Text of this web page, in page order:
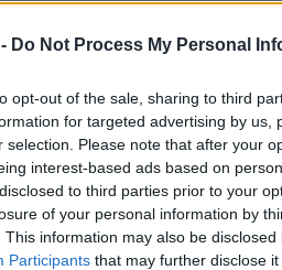
Do Not Process My Personal
opt-out of the sale, sharing to third
for targeted advertising by us,
selection. Please note that after your
interest-based ads based on
to third parties prior to your
of your personal information by
This information may also be
Participants that may further disclose
persze varázslat, szóvarázslat,
Tévesen Kitaibel Pálnak
név, próbálta volna Babits
ilyen hatása a nyelvünknek,
álomitalt lehet főzni.